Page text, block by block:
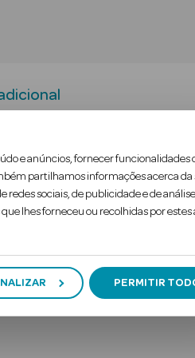
e anúncios, fornecer funcionalidades
partilhamos informações acerca da
redes sociais, de publicidade e de
lhes forneceu ou recolhidas por estes
PERMITIR
desodorizante CK
de CK, inclui um